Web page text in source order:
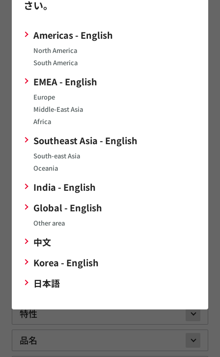
さい。
Americas - English
North America
South America
EMEA - English
Europe
Middle-East Asia
Africa
Southeast Asia - English
South-east Asia
Oceania
India - English
Global - English
Other area
中文
Korea - English
日本語
その他
土壌センサ
特性
環境
使用上の注意
動作回路
その他
CO2センサ
特性
品名